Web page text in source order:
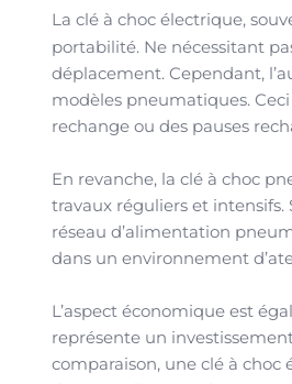
La clé à choc électrique,
portabilité. Ne nécessitant
déplacement. Cependant,
modèles pneumatiques.
rechange ou des pauses
En revanche, la clé à choc
travaux réguliers et intensifs.
réseau d’alimentation
dans un environnement
L’aspect économique est
représente un
comparaison, une clé à choc